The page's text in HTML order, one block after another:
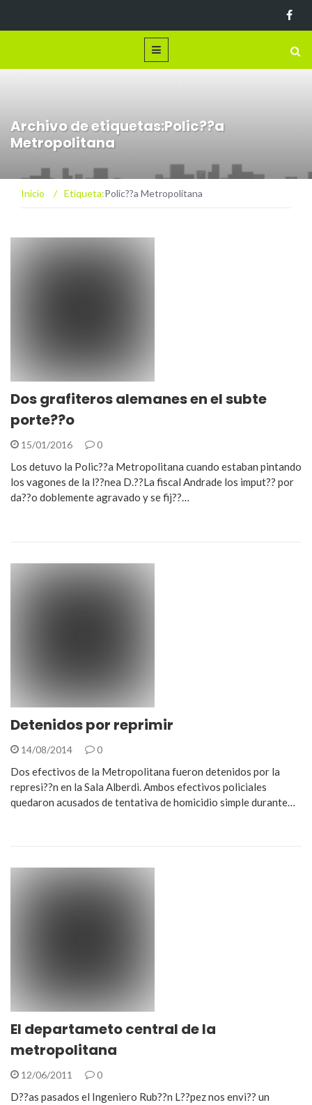
Archivo de etiquetas:Polic??a
Metropolitana
Inicio / Etiqueta:Polic??a Metropolitana
Dos grafiteros alemanes en el subte
porte??o
15/01/2016 0
Los detuvo la Polic??a Metropolitana cuando estaban pintando
los vagones de la l??nea D.??La fiscal Andrade los imput?? por
da??o doblemente agravado y se fij??…
Detenidos por reprimir
14/08/2014 0
Dos efectivos de la Metropolitana fueron detenidos por la
represi??n en la Sala Alberdi. Ambos efectivos policiales
quedaron acusados de tentativa de homicidio simple durante…
El departameto central de la
metropolitana
12/06/2011 0
D??as pasados el Ingeniero Rub??n L??pez nos envi?? un